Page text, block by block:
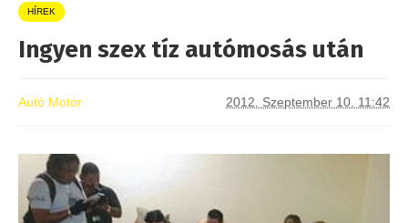
HÍREK
Ingyen szex tíz autómosás után
Autó Motor 2012. Szeptember 10. 11:42